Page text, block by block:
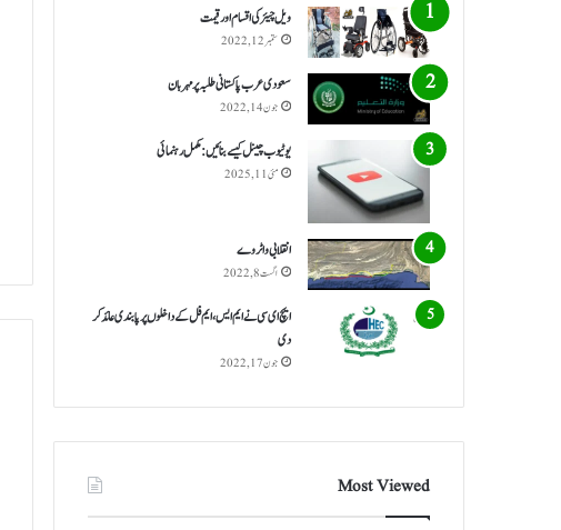
ویل چیئر کی اقسام اور قیمت
ستمبر 12, 2022
سعودی عرب پاکستانی طلبہ پر مہربان
جون 14, 2022
یوٹیوب چینل کیسے بنائیں: مکمل رہنمائی
مئی 11, 2025
انقلابی واٹر وے
اگست 8, 2022
ایچ ای سی نے ایم ایس، ایم فل کے داخلوں پر پابندی عائد کر
دی
جون 17, 2022
Most Viewed